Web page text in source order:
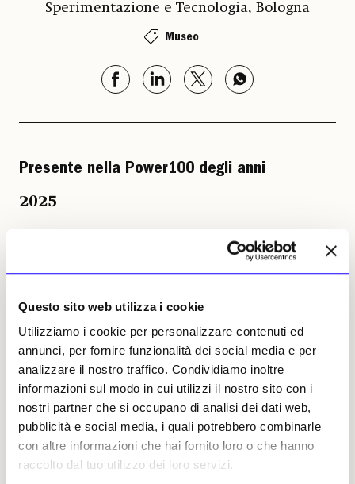
Questo sito web utilizza i cookie
Utilizziamo i cookie per personalizzare contenuti ed
annunci, per fornire funzionalità dei social media e per
analizzare il nostro traffico. Condividiamo inoltre
informazioni sul modo in cui utilizzi il nostro sito con i
nostri partner che si occupano di analisi dei dati web,
pubblicità e social media, i quali potrebbero combinarle
con altre informazioni che hai fornito loro o che hanno
raccolto dal tuo utilizzo dei loro servizi.
Sperimentazione e Tecnologia, Bologna
Museo
Presente nella Power100 degli anni
2025
(Zurigo, 1953), scrittore, curatore, docente e
Tecnologia di Bologna, dove sviluppa anche la
collezione di fotografia industriale e legata al
lavoro, e consulente per Foto Colectania di
Barcellona. Laureato in Letteratura tedesca,
Storia e Filosofia all’Università di Zurigo, è
stato giornalista e critico d’arte. È stato
cofondatore della Kunsthalle Zürich (1986) e
del Fotomuseum Winterthur (1993), di cui è
stato direttore e curatore fino al 2013, oltre